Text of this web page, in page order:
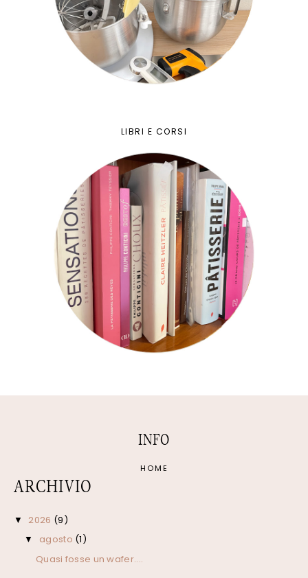
LIBRI E CORSI
INFO
HOME
ARCHIVIO
▼ 2026 (9)
▼ agosto (1)
Quasi fosse un wafer....